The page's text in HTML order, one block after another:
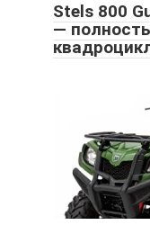
Stels 800
—